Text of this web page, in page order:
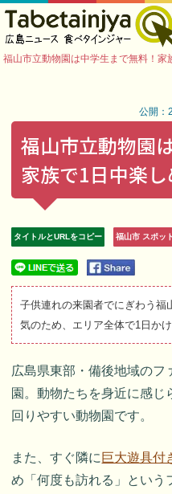
福山市立動物園は中学生まで無料！家
公開：
福山市立動物園
家族で1日中楽
タイトルとURLをコピー 福山市 スポッ
子供連れの来園者でにぎわう福
気のため、エリア全体で1日か
広島県東部・備後地域のフ
園。動物たちを身近に感じ
回りやすい動物園です。
また、すぐ隣に 巨大遊具付
め「何度も訪れる」という